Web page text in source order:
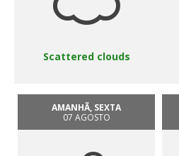
Scattered clouds
AMANHÃ, SEXTA
07 AGOSTO